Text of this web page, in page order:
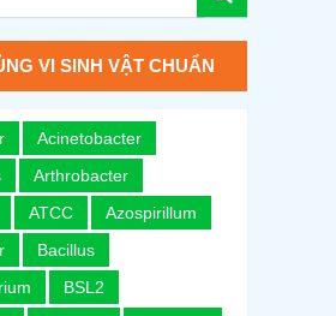
VI SINH VẬT CHUẨN
Acinetobacter
Arthrobacter
ATCC
Azospirillum
Bacillus
BSL2